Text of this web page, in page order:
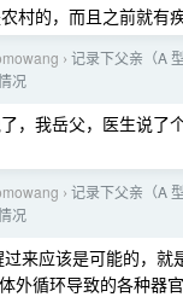
村的，而且之前就有
› 记录下父亲（A
况
，我岳父，医生说了
› 记录下父亲（A
况
过来应该是可能的，就
外循环导致的各种器